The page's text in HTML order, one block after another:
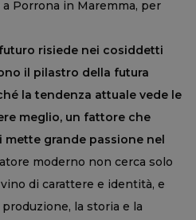
Porrona in Maremma, per
risiede nei cosiddetti
il pilastro della futura
la tendenza attuale vede le
meglio, un fattore che
grande passione nel
moderno non cerca solo
di carattere e identità, e
la storia e la